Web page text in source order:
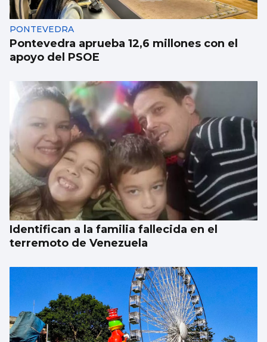
PONTEVEDRA
Pontevedra aprueba 12,6 millones con el
apoyo del PSOE
Identifican a la familia fallecida en el
terremoto de Venezuela